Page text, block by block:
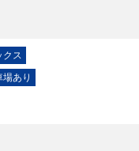
クス
場あり